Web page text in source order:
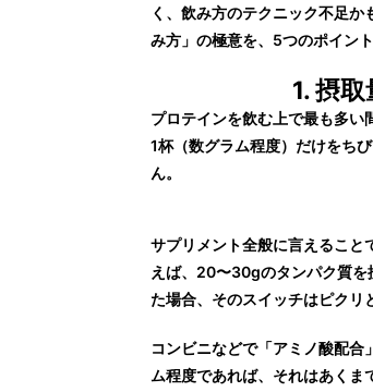
く、飲み方のテクニック不足
み方」の極意を、5つのポイン
1. 摂
プロテインを飲む上で最も多い
1杯（数グラム程度）だけをち
ん。
サプリメント全般に言えること
えば、20〜30gのタンパク質
た場合、そのスイッチはピクリ
コンビニなどで「アミノ酸配
ム程度であれば、それはあくま